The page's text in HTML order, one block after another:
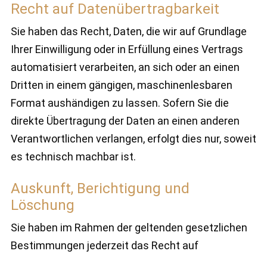
Recht auf Daten­übertrag­barkeit
Sie haben das Recht, Daten, die wir auf Grundlage
Ihrer Einwilligung oder in Erfüllung eines Vertrags
automatisiert verarbeiten, an sich oder an einen
Dritten in einem gängigen, maschinenlesbaren
Format aushändigen zu lassen. Sofern Sie die
direkte Übertragung der Daten an einen anderen
Verantwortlichen verlangen, erfolgt dies nur, soweit
es technisch machbar ist.
Auskunft, Berichtigung und
Löschung
Sie haben im Rahmen der geltenden gesetzlichen
Bestimmungen jederzeit das Recht auf